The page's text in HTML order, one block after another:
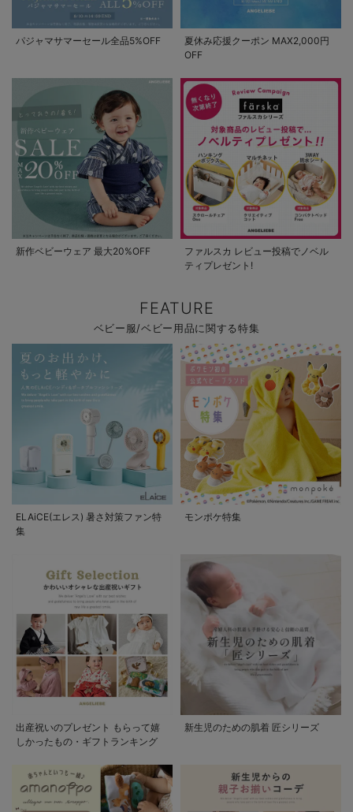
パジャマサマーセール全品5%OFF
夏休み応援クーポン MAX2,000円
OFF
新作ベビーウェア 最大20%OFF
ファルスカ レビュー投稿でノベル
ティプレゼント!
FEATURE
ベビー服/ベビー用品に関する特集
ELAiCE(エレス) 暑さ対策ファン特
集
モンポケ特集
出産祝いのプレゼント もらって嬉
しかったもの・ギフトランキング
新生児のための肌着 匠シリーズ